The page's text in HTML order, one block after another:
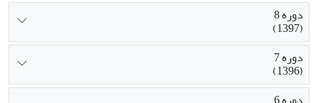
دوره 8
(1397)
دوره 7
(1396)